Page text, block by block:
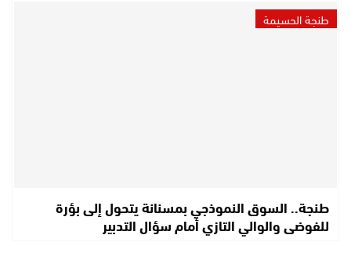
طنجة الحسيمة
طنجة.. السوق النموذجي بمسنانة يتحول إلى بؤرة
للفوضى والوالي التازي أمام سؤال التدبير